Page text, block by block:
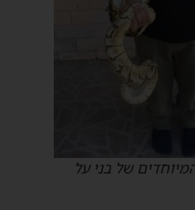
של בני על